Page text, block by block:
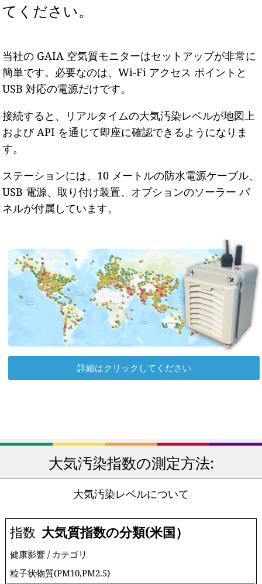
てください。
当社の GAIA 空気質モニターはセットアップが非常に
簡単です。必要なのは、Wi-Fi アクセス ポイントと
USB 対応の電源だけです。
接続すると、リアルタイムの大気汚染レベルが地図上
および API を通じて即座に確認できるようになりま
す。
ステーションには、10 メートルの防水電源ケーブル、
USB 電源、取り付け装置、オプションのソーラー パ
ネルが付属しています。
詳細はクリックしてください
大気汚染指数の測定方法:
大気汚染レベルについて
指数 大気質指数の分類(米国）
健康影響 / カテゴリ
粒子状物質(PM10,PM2.5)